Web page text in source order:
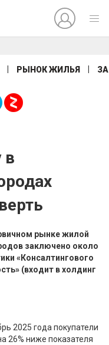
РЫНОК ЖИЛЬЯ
в
рынке жилой
заключено около
«Консалтингового
(входит в холдинг
2025 года покупатели
26% ниже показателя